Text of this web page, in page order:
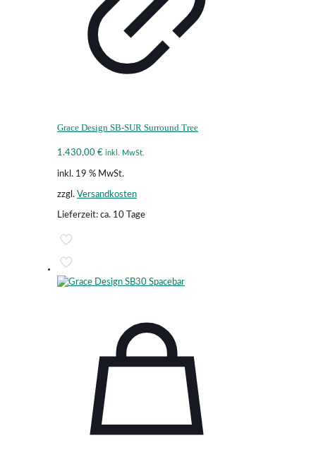
Grace Design SB-SUR Surround Tree
1.430,00 € inkl. MwSt.
inkl. 19 % MwSt.
zzgl. Versandkosten
Lieferzeit: ca. 10 Tage